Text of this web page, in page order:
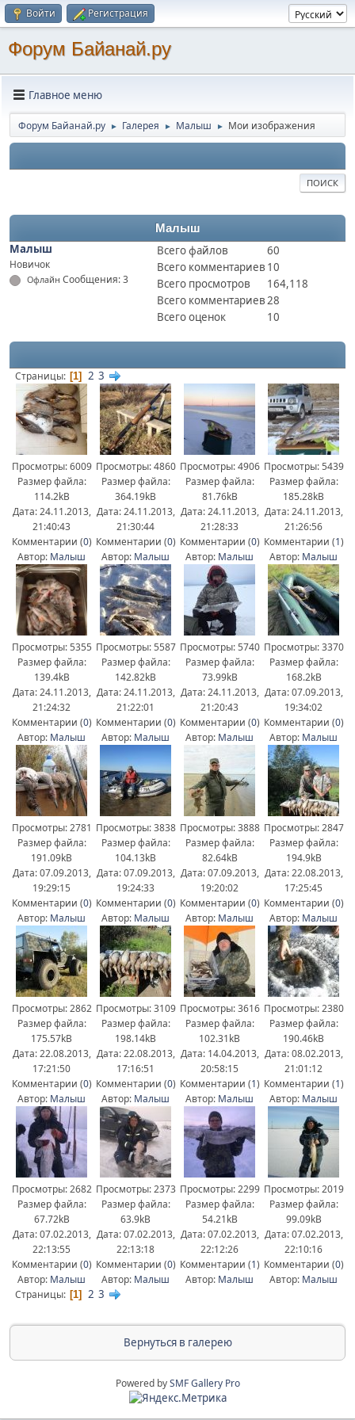
Войти Регистрация
Форум Байанай.ру
Главное меню
Форум Байанай.ру ► Галерея ► Малыш ► Мои изображения
ПОИСК
Малыш
Малыш
Новичок
Офлайн Сообщения: 3
Всего файлов
60
Всего комментариев 10
Всего просмотров
164,118
Всего комментариев28
Всего оценок
10
Страницы 1 2 3
Просмотры: 6009
Размер файла:
114.2kB
Дата: 24.11.2013,
21:40:43
Комментарии (0)
Автор: Малыш
Просмотры: 4860
Размер файла:
364.19kB
Дата: 24.11.2013,
21:30:44
Комментарии (0)
Автор: Малыш
Просмотры: 4906
Размер файла:
81.76kB
Дата: 24.11.2013,
21:28:33
Комментарии (0)
Автор: Малыш
Просмотры: 5439
Размер файла:
185.28kB
Дата: 24.11.2013,
21:26:56
Комментарии (1)
Автор: Малыш
Просмотры: 5355
Размер файла:
139.4kB
Дата: 24.11.2013,
21:24:32
Комментарии (0)
Автор: Малыш
Просмотры: 5587
Размер файла:
142.82kB
Дата: 24.11.2013,
21:22:01
Комментарии (0)
Автор: Малыш
Просмотры: 5740
Размер файла:
73.99kB
Дата: 24.11.2013,
21:20:43
Комментарии (0)
Автор: Малыш
Просмотры: 3370
Размер файла:
168.2kB
Дата: 07.09.2013,
19:34:02
Комментарии (0)
Автор: Малыш
Просмотры: 2781
Размер файла:
191.09kB
Дата: 07.09.2013,
19:29:15
Комментарии (0)
Автор: Малыш
Просмотры: 3838
Размер файла:
104.13kB
Дата: 07.09.2013,
19:24:33
Комментарии (0)
Автор: Малыш
Просмотры: 3888
Размер файла:
82.64kB
Дата: 07.09.2013,
19:20:02
Комментарии (0)
Автор: Малыш
Просмотры: 2847
Размер файла:
194.9kB
Дата: 22.08.2013,
17:25:45
Комментарии (0)
Автор: Малыш
Просмотры: 2862
Размер файла:
175.57kB
Дата: 22.08.2013,
17:21:50
Комментарии (0)
Автор: Малыш
Просмотры: 3109
Размер файла:
198.14kB
Дата: 22.08.2013,
17:16:51
Комментарии (0)
Автор: Малыш
Просмотры: 3616
Размер файла:
102.31kB
Дата: 14.04.2013,
20:58:15
Комментарии (1)
Автор: Малыш
Просмотры: 2380
Размер файла:
190.46kB
Дата: 08.02.2013,
21:01:12
Комментарии (1)
Автор: Малыш
Просмотры: 2682
Размер файла:
67.72kB
Дата: 07.02.2013,
22:13:55
Комментарии (0)
Автор: Малыш
Просмотры: 2373
Размер файла:
63.9kB
Дата: 07.02.2013,
22:13:18
Комментарии (0)
Автор: Малыш
Просмотры: 2299
Размер файла:
54.21kB
Дата: 07.02.2013,
22:12:26
Комментарии (1)
Автор: Малыш
Просмотры: 2019
Размер файла:
99.09kB
Дата: 07.02.2013,
22:10:16
Комментарии (0)
Автор: Малыш
Страницы
1 2 3
Вернуться в галерею
Powered bySMF Gallery Pro